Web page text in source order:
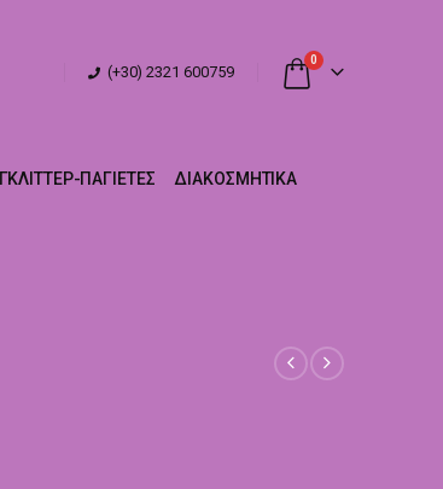
(+30) 2321 600759
0
ΓΚΛΊΤΤΕΡ-ΠΑΓΙΈΤΕΣ ΔΙΑΚΟΣΜΗΤΙΚΆ